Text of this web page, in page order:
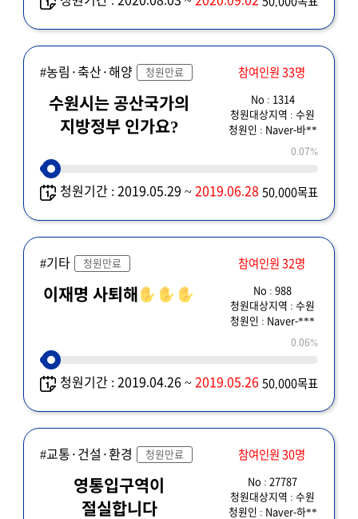
#농림·축산·해양 청원만료 참여인원 33명
수원시는 공산국가의
지방정부 인가요?
No : 1314
청원대상지역 : 수원
청원인 : Naver-바**
0.07%
청원기간 : 2019.05.29 ~2019.06.28 50,000목표
#기타 청원만료 참여인원 32명
이재명 사퇴해
No : 988
청원대상지역 : 수원
청원인 : Naver-***
0.06%
청원기간 : 2019.04.26 ~2019.05.26 50,000목표
#교통·건설·환경 청원만료 참여인원 30명
영통입구역이
절실합니다
No : 27787
청원대상지역 : 수원
청원인 : Naver-하**